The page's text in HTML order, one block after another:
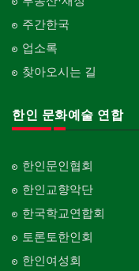
주간한국
업소록
찾아오시는 길
한인 문화예술 연합
한인문인협회
한인교향악단
한국학교연합회
토론토한인회
한인여성회